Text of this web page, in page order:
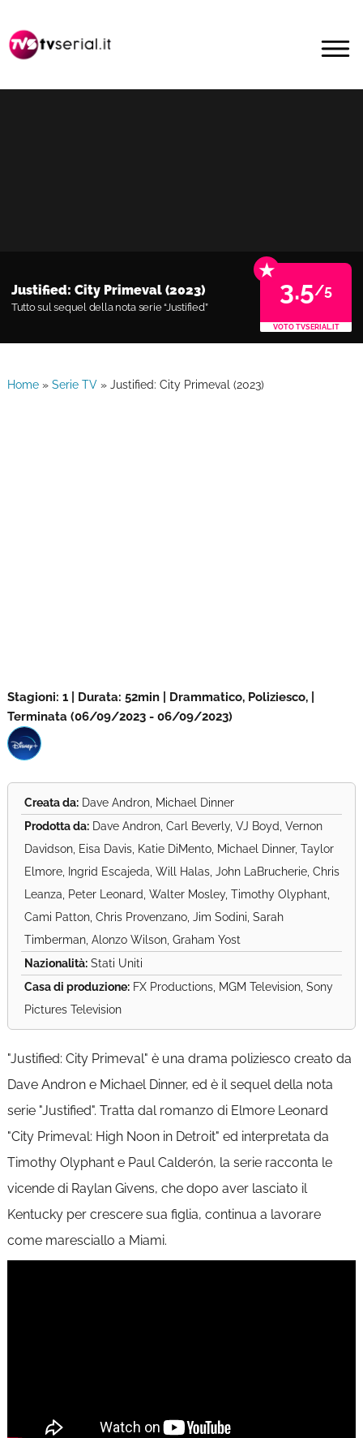
alla
navigazione
contenuto
MENU
Justified: City Primeval (2023)
Tutto sul sequel della nota serie “Justified”
★
3.5/5
VOTO TVSERIAL.IT
Home» Serie TV» Justified: City Primeval (2023)
Stagioni: 1 | Durata: 52min | Drammatico, Poliziesco, |
Terminata (06/09/2023 - 06/09/2023)
Creata da:Dave Andron, Michael Dinner
Prodotta da:Dave Andron, Carl Beverly, VJ Boyd, Vernon
Davidson, Eisa Davis, Katie DiMento, Michael Dinner, Taylor
Elmore, Ingrid Escajeda, Will Halas, John LaBrucherie, Chris
Leanza, Peter Leonard, Walter Mosley, Timothy Olyphant,
Cami Patton, Chris Provenzano, Jim Sodini, Sarah
Timberman, Alonzo Wilson, Graham Yost
Nazionalità:Stati Uniti
Casa di produzione:FX Productions, MGM Television, Sony
Pictures Television
"Justified: City Primeval" è una drama poliziesco creato da
Dave Andron e Michael Dinner, ed è il sequel della nota
serie "Justified". Tratta dal romanzo di Elmore Leonard
"City Primeval: High Noon in Detroit" ed interpretata da
Timothy Olyphant e Paul Calderón, la serie racconta le
vicende di Raylan Givens, che dopo aver lasciato il
Kentucky per crescere sua figlia, continua a lavorare
come maresciallo a Miami.